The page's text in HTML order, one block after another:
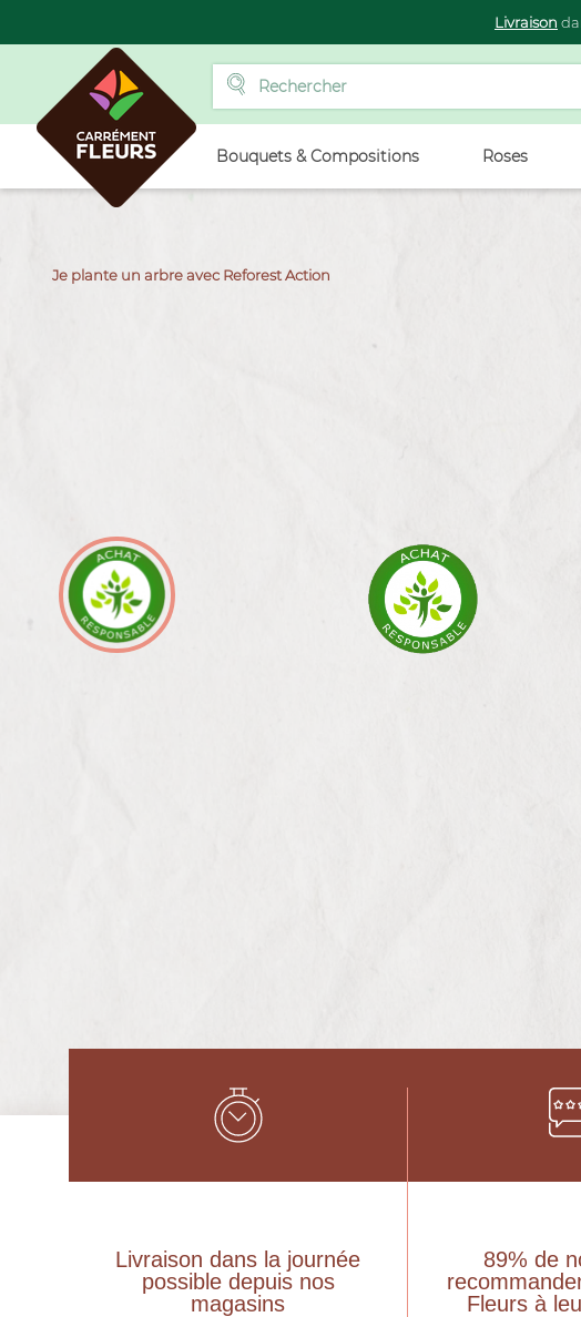
Livraison
Bouquets & Compositions Roses
Je plante un arbre avec Reforest Action
Livraison dans la journée
possible depuis nos
magasins
89% de
Fleurs à